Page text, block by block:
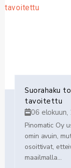
Suorahaku
tavoitettu
06 elokuun,
Pinomatic Oy
omin avuin,
osoittivat,
maailmalla...